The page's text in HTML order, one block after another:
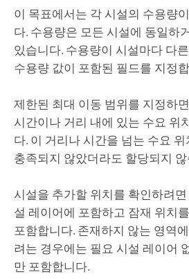
이 목표에서는 각 시설의 수용량
다. 수용량은 모든 시설에 동일하
있습니다. 수용량이 시설마다 다
수용량 값이 포함된 필드를 지정
제한된 최대 이동 범위를 지정하
시간이나 거리 내에 있는 수요 위
다. 이 거리나 시간을 넘는 수요
충족되지 않았더라도 할당되지
시설을 추가할 위치를 확인하려
설 레이어에 포함하고 잠재 위치
포함합니다. 존재하지 않는 영역
려는 경우에는 필요 시설 레이어
만 포함합니다.